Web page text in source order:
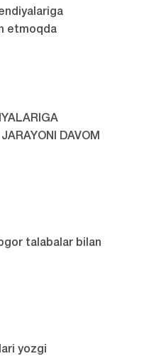
etmoqda
DAVOM
talabalar bilan
yozgi